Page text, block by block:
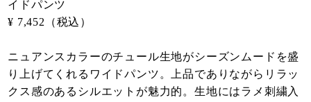
イドパンツ
¥ 7,452（税込）
ニュアンスカラーのチュール生地がシーズンムードを盛
り上げてくれるワイドパンツ。上品でありながらリラッ
クス感のあるシルエットが魅力的。生地にはラメ刺繍入